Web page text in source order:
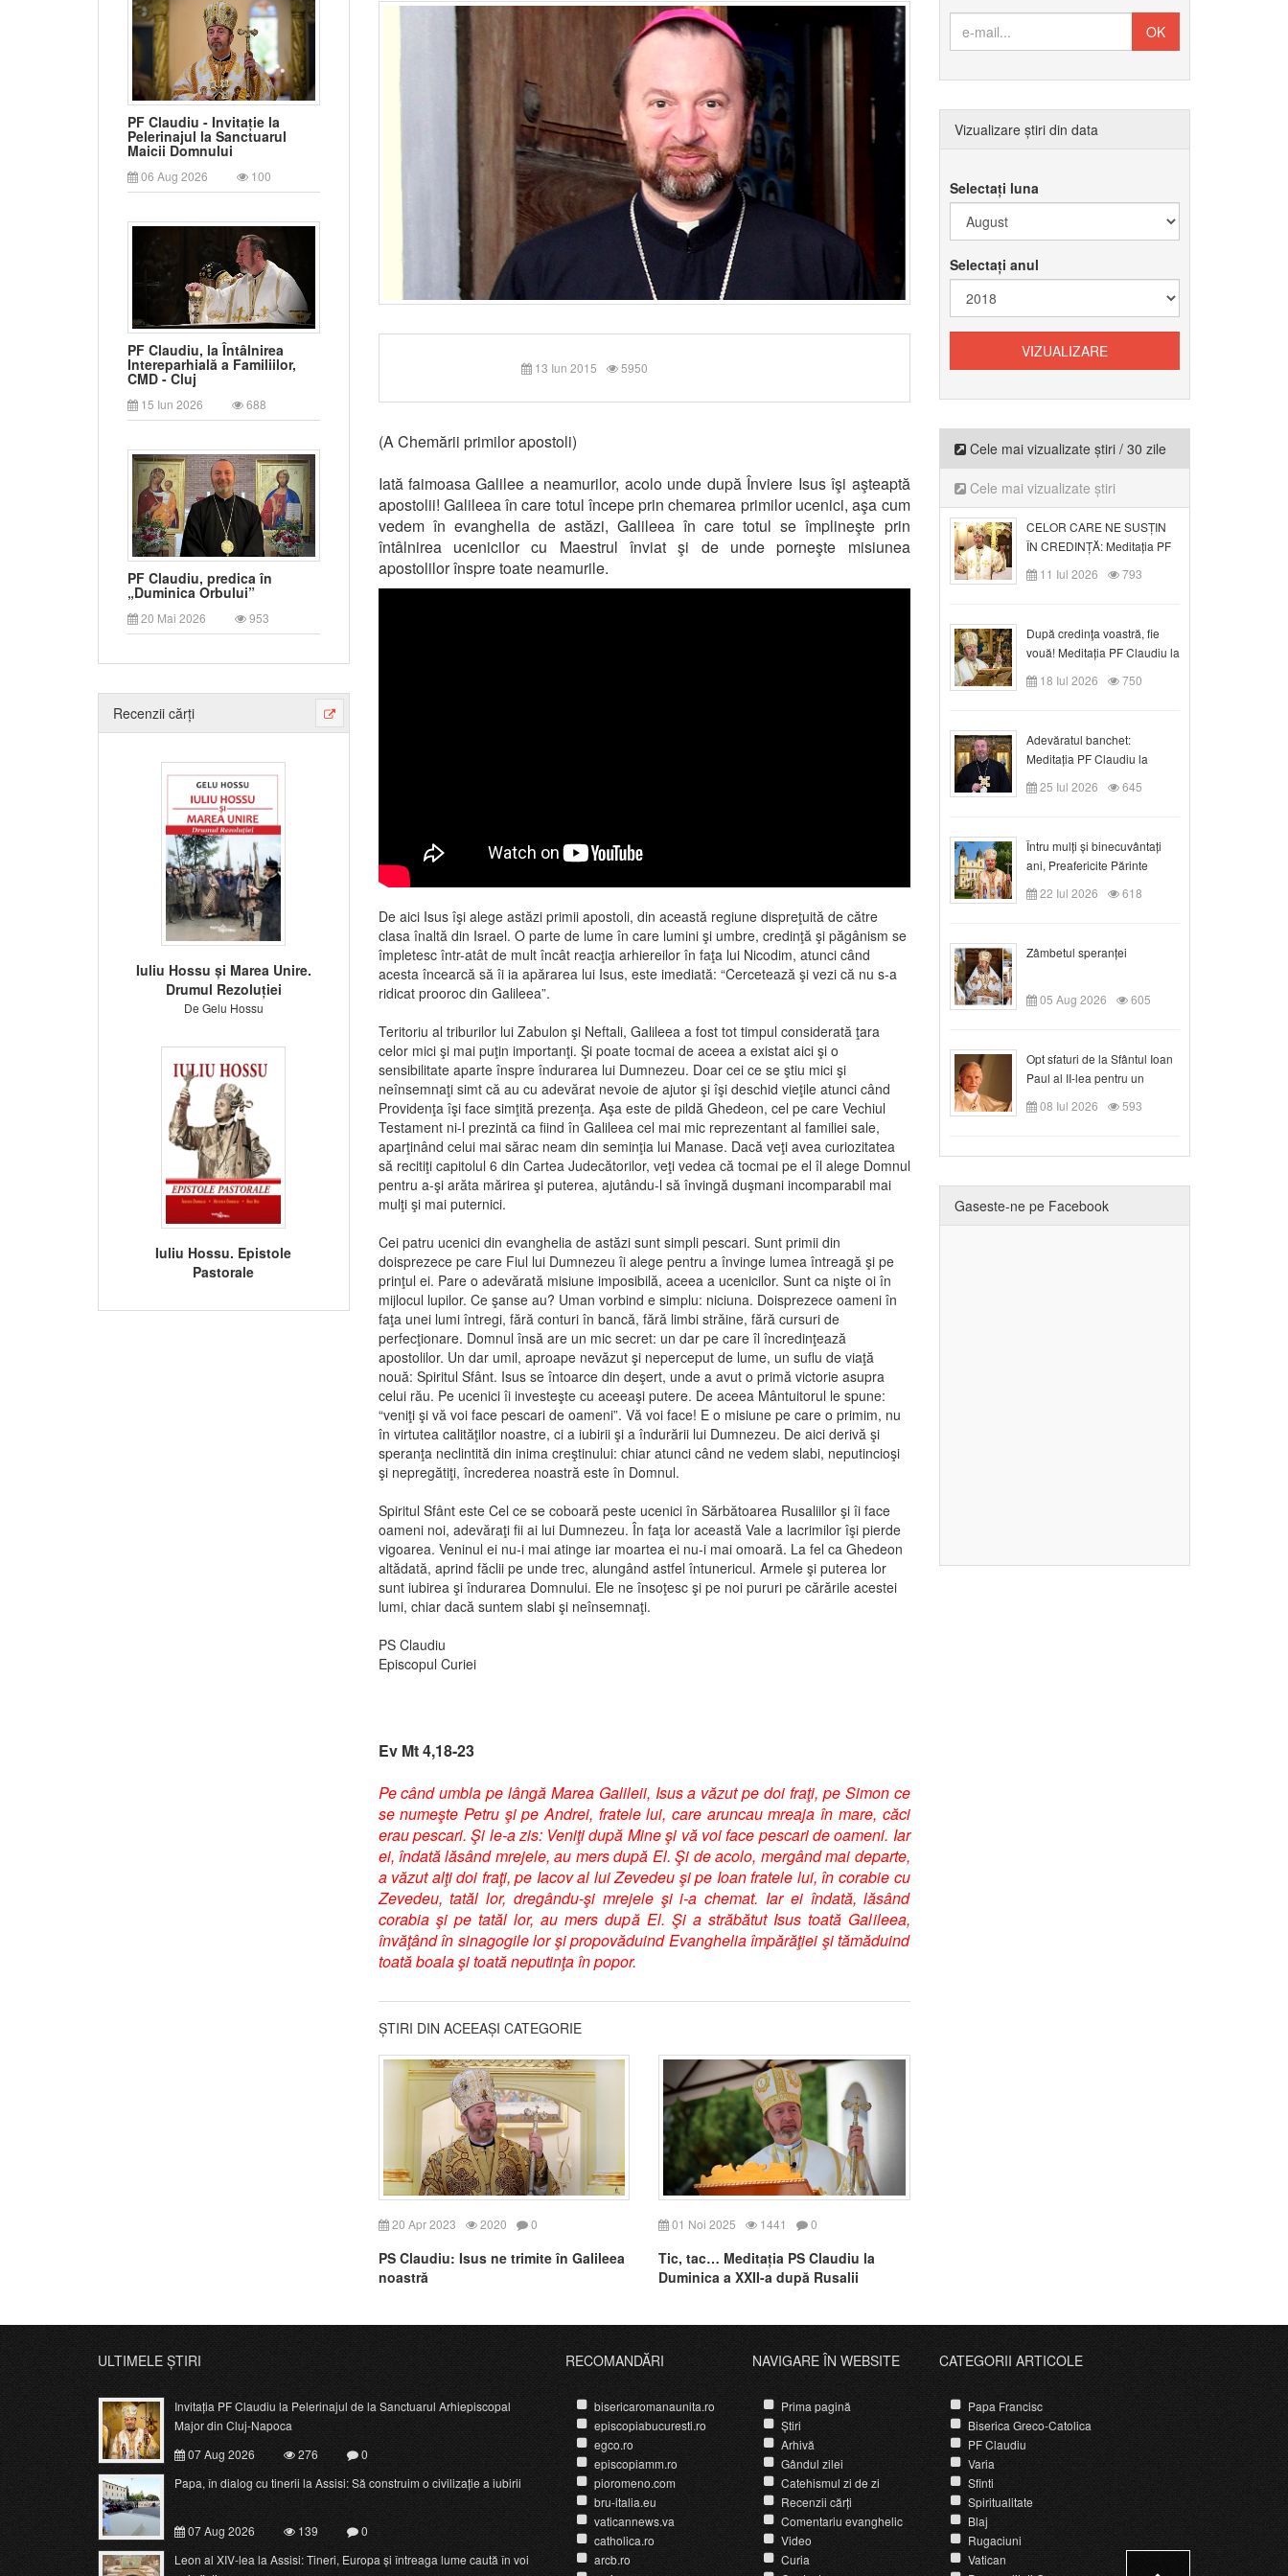
PF Claudiu - Invitație la
Pelerinajul la Sanctuarul
Maicii Domnului
06 Aug 2026 100
PF Claudiu, la Întâlnirea
Intereparhială a Familiilor,
CMD - Cluj
15 Iun 2026 688
PF Claudiu, predica în
„Duminica Orbului”
20 Mai 2026 953
Recenzii cărți
Iuliu Hossu și Marea Unire.
Drumul Rezoluției
De Gelu Hossu
Iuliu Hossu. Epistole
Pastorale
13 Iun 2015 5950
(A Chemării primilor apostoli)
Iată faimoasa Galilee a neamurilor, acolo unde după Înviere Isus îşi aşteaptă
apostolii! Galileea în care totul începe prin chemarea primilor ucenici, aşa cum
vedem în evanghelia de astăzi, Galileea în care totul se împlineşte prin
întâlnirea ucenicilor cu Maestrul înviat şi de unde porneşte misiunea
apostolilor înspre toate neamurile.
De aici Isus îşi alege astăzi primii apostoli, din această regiune dispreţuită de către
clasa înaltă din Israel. O parte de lume în care lumini şi umbre, credinţă şi păgânism se
împletesc într-atât de mult încât reacţia arhiereilor în faţa lui Nicodim, atunci când
acesta încearcă să îi ia apărarea lui Isus, este imediată: “Cercetează şi vezi că nu s-a
ridicat prooroc din Galileea”.
Teritoriu al triburilor lui Zabulon şi Neftali, Galileea a fost tot timpul considerată ţara
celor mici şi mai puţin importanţi. Şi poate tocmai de aceea a existat aici şi o
sensibilitate aparte înspre îndurarea lui Dumnezeu. Doar cei ce se ştiu mici şi
neînsemnaţi simt că au cu adevărat nevoie de ajutor şi îşi deschid vieţile atunci când
Providenţa îşi face simţită prezenţa. Aşa este de pildă Ghedeon, cel pe care Vechiul
Testament ni-l prezintă ca fiind în Galileea cel mai mic reprezentant al familiei sale,
aparţinând celui mai sărac neam din seminţia lui Manase. Dacă veţi avea curiozitatea
să recitiţi capitolul 6 din Cartea Judecătorilor, veţi vedea că tocmai pe el îl alege Domnul
pentru a-şi arăta mărirea şi puterea, ajutându-l să învingă duşmani incomparabil mai
mulţi şi mai puternici.
Cei patru ucenici din evanghelia de astăzi sunt simpli pescari. Sunt primii din
doisprezece pe care Fiul lui Dumnezeu îi alege pentru a învinge lumea întreagă şi pe
prinţul ei. Pare o adevărată misiune imposibilă, aceea a ucenicilor. Sunt ca nişte oi în
mijlocul lupilor. Ce şanse au? Uman vorbind e simplu: niciuna. Doisprezece oameni în
faţa unei lumi întregi, fără conturi în bancă, fără limbi străine, fără cursuri de
perfecţionare. Domnul însă are un mic secret: un dar pe care îl încredinţează
apostolilor. Un dar umil, aproape nevăzut şi neperceput de lume, un suflu de viaţă
nouă: Spiritul Sfânt. Isus se întoarce din deşert, unde a avut o primă victorie asupra
celui rău. Pe ucenici îi investeşte cu aceeaşi putere. De aceea Mântuitorul le spune:
“veniţi şi vă voi face pescari de oameni”. Vă voi face! E o misiune pe care o primim, nu
în virtutea calităţilor noastre, ci a iubirii şi a îndurării lui Dumnezeu. De aici derivă şi
speranţa neclintită din inima creştinului: chiar atunci când ne vedem slabi, neputincioşi
şi nepregătiţi, încrederea noastră este în Domnul.
Spiritul Sfânt este Cel ce se coboară peste ucenici în Sărbătoarea Rusaliilor şi îi face
oameni noi, adevăraţi fii ai lui Dumnezeu. În faţa lor această Vale a lacrimilor îşi pierde
vigoarea. Veninul ei nu-i mai atinge iar moartea ei nu-i mai omoară. La fel ca Ghedeon
altădată, aprind făclii pe unde trec, alungând astfel întunericul. Armele şi puterea lor
sunt iubirea şi îndurarea Domnului. Ele ne însoţesc şi pe noi pururi pe cărările acestei
lumi, chiar dacă suntem slabi şi neînsemnaţi.
PS Claudiu
Episcopul Curiei
Ev Mt 4,18-23
Pe când umbla pe lângă Marea Galileii, Isus a văzut pe doi fraţi, pe Simon ce
se numeşte Petru şi pe Andrei, fratele lui, care aruncau mreaja în mare, căci
erau pescari. Şi le-a zis: Veniţi după Mine şi vă voi face pescari de oameni. Iar
ei, îndată lăsând mrejele, au mers după El. Şi de acolo, mergând mai departe,
a văzut alţi doi fraţi, pe Iacov al lui Zevedeu şi pe Ioan fratele lui, în corabie cu
Zevedeu, tatăl lor, dregându-şi mrejele şi i-a chemat. Iar ei îndată, lăsând
corabia şi pe tatăl lor, au mers după El. Şi a străbătut Isus toată Galileea,
învăţând în sinagogile lor şi propovăduind Evanghelia împărăţiei şi tămăduind
toată boala şi toată neputinţa în popor.
ȘTIRI DIN ACEEAȘI CATEGORIE
20 Apr 2023 2020 0
PS Claudiu: Isus ne trimite în Galileea
noastră
01 Noi 2025 1441 0
Tic, tac… Meditația PS Claudiu la
Duminica a XXII-a după Rusalii
Vizualizare știri din data
Selectați luna
Selectați anul
Cele mai vizualizate știri / 30 zile
Cele mai vizualizate știri
CELOR CARE NE SUSȚIN
ÎN CREDINȚĂ: Meditația PF
Claudiu la Duminica a VI-a
după Rusalii
11 Iul 2026 793
După credinţa voastră, fie
vouă! Meditația PF Claudiu la
duminica a VII-a după Rusalii
18 Iul 2026 750
Adevăratul banchet:
Meditația PF Claudiu la
Duminica a VIII-a după
Rusalii
25 Iul 2026 645
Întru mulți și binecuvântați
ani, Preafericite Părinte
Claudiu!
22 Iul 2026 618
Zâmbetul speranței
05 Aug 2026 605
Opt sfaturi de la Sfântul Ioan
Paul al II-lea pentru un
creștin
08 Iul 2026 593
Gaseste-ne pe Facebook
ULTIMELE ȘTIRI
Invitația PF Claudiu la Pelerinajul de la Sanctuarul Arhiepiscopal
Major din Cluj-Napoca
07 Aug 2026
276
0
Papa, în dialog cu tinerii la Assisi: Să construim o civilizație a iubirii
07 Aug 2026 139
0
Leon al XIV-lea la Assisi: Tineri, Europa și întreaga lume caută în voi
RECOMANDĂRI
bisericaromanaunita.ro
episcopiabucuresti.ro
egco.ro
episcopiamm.ro
pioromeno.com
bru-italia.eu
vaticannews.va
catholica.ro
arcb.ro
NAVIGARE ÎN WEBSITE
Prima pagină
Știri
Arhivă
Gândul zilei
Catehismul zi de zi
Recenzii cărți
Comentariu evanghelic
Video
Curia
CATEGORII ARTICOLE
Papa Francisc
Biserica Greco-Catolica
PF Claudiu
Varia
Sfinti
Spiritualitate
Blaj
Rugaciuni
Vatican